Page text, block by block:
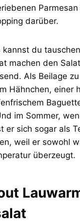
darüber.
kannst du
machen den
Als Beilage zu
Hähnchen, einer
im Sommer,
er sich sogar als
weil er sowohl
überzeugt.